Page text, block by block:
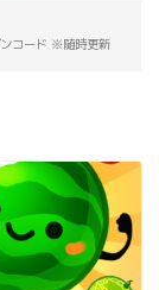
ンコード ※随時更新